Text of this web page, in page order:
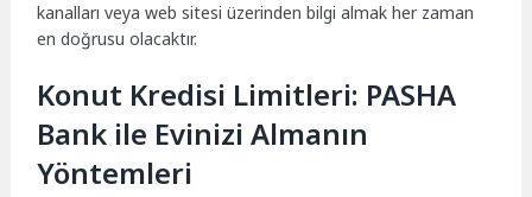
kanalları veya web sitesi üzerinden bilgi almak her zaman
en doğrusu olacaktır.
Konut Kredisi Limitleri: PASHA
Bank ile Evinizi Almanın
Yöntemleri